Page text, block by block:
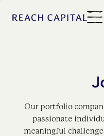
Our portfolio
passionate
meaningful